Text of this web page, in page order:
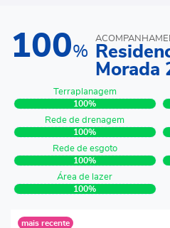
100%
Morada
Terraplanagem
100%
Rede de drenagem
100%
Rede de esgoto
100%
Área de lazer
100%
mais recente